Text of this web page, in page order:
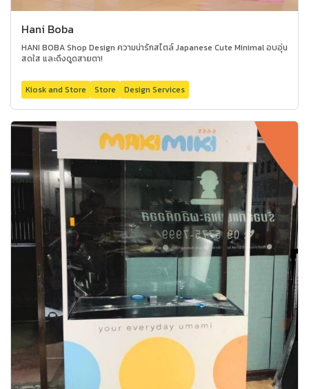
Hani Boba
HANI BOBA Shop Design ความน่ารักสไตล์ Japanese Cute Minimal อบอุ่น
สดใส และดึงดูดสายตา!
Kiosk and Store Store Design Services